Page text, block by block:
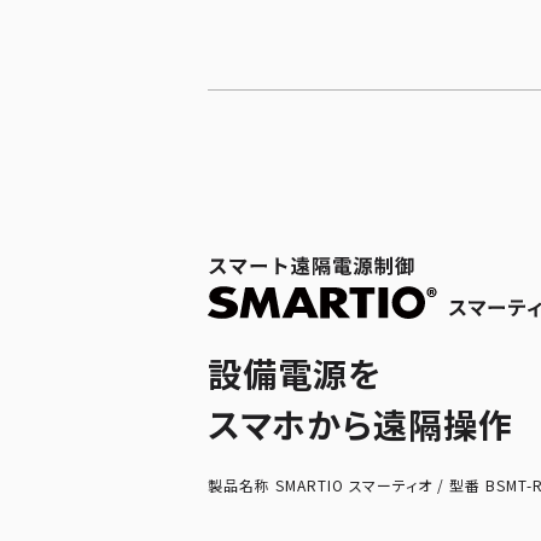
設備電源を
スマホから遠隔操作
製品名称 SMARTIO スマーティオ / 型番 BSMT-